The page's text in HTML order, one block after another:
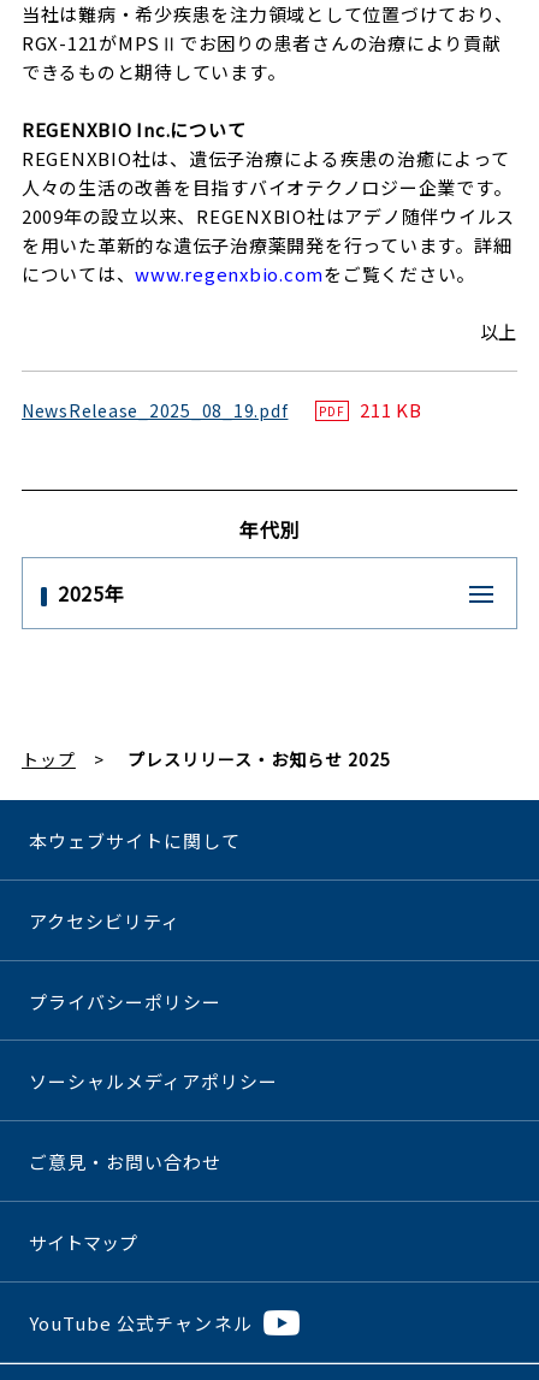
当社は難病・希少疾患を注力領域として位置づけており、
RGX-121がMPSⅡでお困りの患者さんの治療により貢献
できるものと期待しています。
REGENXBIO Inc.について
REGENXBIO社は、遺伝子治療による疾患の治癒によって
人々の生活の改善を目指すバイオテクノロジー企業です。
2009年の設立以来、REGENXBIO社はアデノ随伴ウイルス
を用いた革新的な遺伝子治療薬開発を行っています。詳細
については、www.regenxbio.comをご覧ください。
以上
NewsRelease_2025_08_19.pdf PDF 211 KB
年代別
2025年
トップ プレスリリース・お知らせ 2025
本ウェブサイトに関して
アクセシビリティ
プライバシーポリシー
ソーシャルメディアポリシー
ご意見・お問い合わせ
サイトマップ
YouTube 公式チャンネル